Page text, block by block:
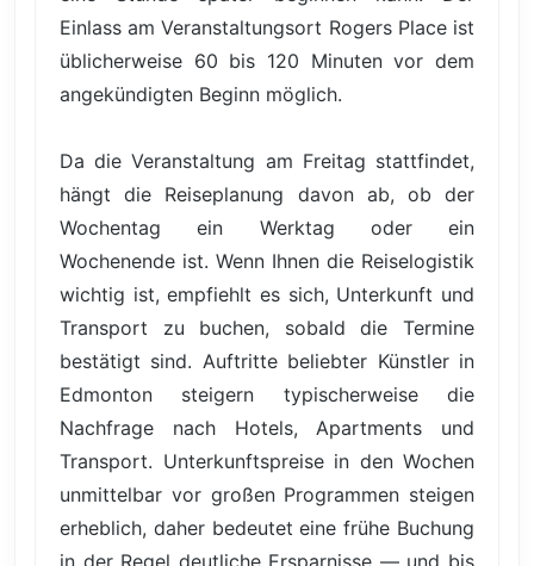
Einlass am Veranstaltungsort Rogers Place ist
üblicherweise 60 bis 120 Minuten vor dem
angekündigten Beginn möglich.
Da die Veranstaltung am Freitag stattfindet,
hängt die Reiseplanung davon ab, ob der
Wochentag ein Werktag oder ein
Wochenende ist. Wenn Ihnen die Reiselogistik
wichtig ist, empfiehlt es sich, Unterkunft und
Transport zu buchen, sobald die Termine
bestätigt sind. Auftritte beliebter Künstler in
Edmonton steigern typischerweise die
Nachfrage nach Hotels, Apartments und
Transport. Unterkunftspreise in den Wochen
unmittelbar vor großen Programmen steigen
erheblich, daher bedeutet eine frühe Buchung